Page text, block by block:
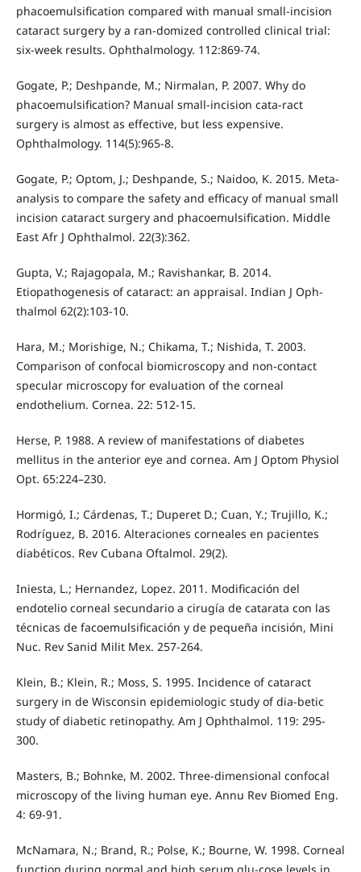
phacoemulsification compared with manual small-incision
cataract surgery by a ran-domized controlled clinical trial:
six-week results. Ophthalmology. 112:869-74.
Gogate, P.; Deshpande, M.; Nirmalan, P. 2007. Why do
phacoemulsification? Manual small-incision cata-ract
surgery is almost as effective, but less expensive.
Ophthalmology. 114(5):965-8.
Gogate, P.; Optom, J.; Deshpande, S.; Naidoo, K. 2015. Meta-
analysis to compare the safety and efficacy of manual small
incision cataract surgery and phacoemulsification. Middle
East Afr J Ophthalmol. 22(3):362.
Gupta, V.; Rajagopala, M.; Ravishankar, B. 2014.
Etiopathogenesis of cataract: an appraisal. Indian J Oph-
thalmol 62(2):103-10.
Hara, M.; Morishige, N.; Chikama, T.; Nishida, T. 2003.
Comparison of confocal biomicroscopy and non-contact
specular microscopy for evaluation of the corneal
endothelium. Cornea. 22: 512-15.
Herse, P. 1988. A review of manifestations of diabetes
mellitus in the anterior eye and cornea. Am J Optom Physiol
Opt. 65:224–230.
Hormigó, I.; Cárdenas, T.; Duperet D.; Cuan, Y.; Trujillo, K.;
Rodríguez, B. 2016. Alteraciones corneales en pacientes
diabéticos. Rev Cubana Oftalmol. 29(2).
Iniesta, L.; Hernandez, Lopez. 2011. Modificación del
endotelio corneal secundario a cirugía de catarata con las
técnicas de facoemulsificación y de pequeña incisión, Mini
Nuc. Rev Sanid Milit Mex. 257-264.
Klein, B.; Klein, R.; Moss, S. 1995. Incidence of cataract
surgery in de Wisconsin epidemiologic study of dia-betic
study of diabetic retinopathy. Am J Ophthalmol. 119: 295-
300.
Masters, B.; Bohnke, M. 2002. Three-dimensional confocal
microscopy of the living human eye. Annu Rev Biomed Eng.
4: 69-91.
McNamara, N.; Brand, R.; Polse, K.; Bourne, W. 1998. Corneal